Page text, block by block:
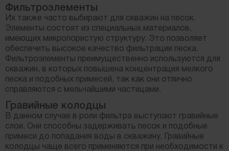
Фильтроэлементы
Их также часто выбирают для скважин на песок.
Элементы состоят из специальных материалов,
имеющих микропористую структуру. Это позволяет
обеспечить высокое качество фильтрации песка.
Фильтроэлементы преимущественно используются для
скважин, в которых повышена концентрация мелкого
песка и подобных примесей, так как они отлично
справляются с мельчайшими частицами.
Гравийные колодцы
В данном случае в роли фильтра выступают гравийные
слои. Они способны задерживать песок и подобные
примеси до попадания воды в скважину. Гравийные
колодцы чаще всего применяются при необходимости к